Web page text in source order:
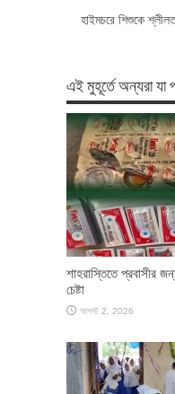
হাইমচরে শিশুকে
এই মুহূর্তে অন্যরা যা
শাহরাস্তিতে প্রবাসীর
চেষ্টা
আগস্ট 2, 2026